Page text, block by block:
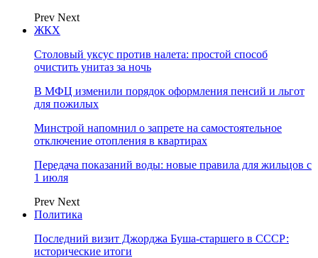
Prev Next
ЖКХ
Столовый уксус против налета: простой способ
очистить унитаз за ночь
В МФЦ изменили порядок оформления пенсий и льгот
для пожилых
Минстрой напомнил о запрете на самостоятельное
отключение отопления в квартирах
Передача показаний воды: новые правила для жильцов с
1 июля
Prev Next
Политика
Последний визит Джорджа Буша-старшего в СССР:
исторические итоги